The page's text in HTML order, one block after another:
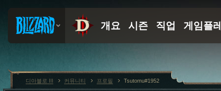
디아블로 III 커뮤니티 프로필 Tsutomu#1952